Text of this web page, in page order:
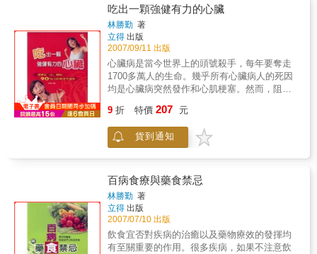
界真有趣◎ 男女服裝鈕扣方向相反有因 ◎
12年被竊21次◎ 數字反序的鐘 ◎ 左撇
子容易出事故◎ 史前口香糖 ◎ 以哭止哭
的錄音帶◎ 廣告詞缺一，售票賠百萬 ◎ 毆
夫訓練班◎ 勝者美髮，敗者光頭 ◎ 只要名
字對，喝酒不付費輯三 世界好好玩◎ 寧願坐
牢也不當總統 ◎ 禁香水的餐館◎ 寫錯字
要坐牢 ◎ 騎車須穿救生衣◎ 日本有十二
萬個姓氏 ◎ 失敗產品博物館◎ 耳紋破
天才之國 ◎ 應急尿壺和便袋輯四 世界走
著瞧◎ 打劫者「自投」羅網 ◎ 粘膠槍對
付恐怖分子◎ 六百萬美元的葬禮 ◎ 出租
吃出一顆強健有力的心臟
林勝勤 著
立得 出版
2007/09/11 出版
心臟病是當今世界上的頭號殺手，每年要奪走
1700多萬人的生命。幾乎所有心臟病人的死因
均是心臟病突然發作和心肌梗塞。然而，阻止
防。重新評估你的生活方式絕不會太遲，而且
確實有力的事實證明：改變的飲食習慣能夠拯
救您的生命。本書簡單明瞭地講解了藥理專家
也都曾廣泛推薦給自己親友及長期食用，都獲
得極佳的效果與佳評。
9 折 特價 207 元
貨到通知
百病食療與藥食禁忌
林勝勤 著
立得 出版
2007/07/10 出版
飲食宜否對疾病的治癒以及藥物療效的發揮均
有至關重要的作用。很多疾病，如果不注意飲